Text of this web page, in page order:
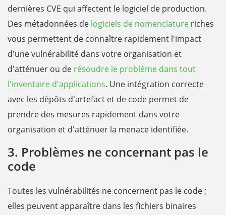
dernières CVE qui affectent le logiciel de production.
Des métadonnées de logiciels de nomenclature riches
vous permettent de connaître rapidement l'impact
d'une vulnérabilité dans votre organisation et
d'atténuer ou de résoudre le problème dans tout
l'inventaire d'applications. Une intégration correcte
avec les dépôts d'artefact et de code permet de
prendre des mesures rapidement dans votre
organisation et d'atténuer la menace identifiée.
3. Problèmes ne concernant pas le
code
Toutes les vulnérabilités ne concernent pas le code ;
elles peuvent apparaître dans les fichiers binaires